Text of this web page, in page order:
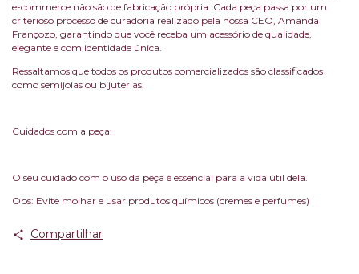
e-commerce não são de fabricação própria. Cada peça passa por um
criterioso processo de curadoria realizado pela nossa CEO, Amanda
Françozo, garantindo que você receba um acessório de qualidade,
elegante e com identidade única.
Ressaltamos que todos os produtos comercializados são classificados
como semijoias ou bijuterias.
Cuidados com a peça:
O seu cuidado com o uso da peça é essencial para a vida útil dela.
Obs: Evite molhar e usar produtos químicos (cremes e perfumes)
Compartilhar